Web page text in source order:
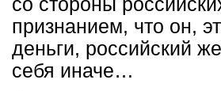
со стороны
признанием, что он,
деньги, российский
себя иначе…